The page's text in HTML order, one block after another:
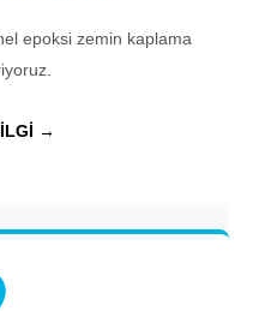
epoksi zemin kaplama
→